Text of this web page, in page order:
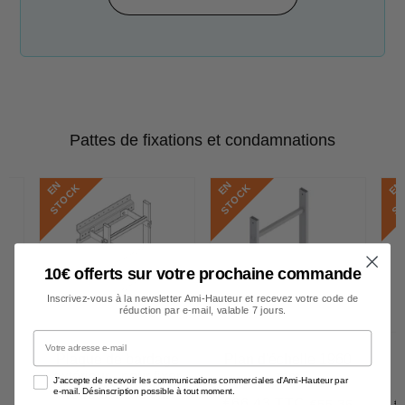
Pattes de fixations et condamnations
E
N
S
T
O
C
K
extérieur - pour fixer
votre échelle sur
E
N
S
T
O
C
K
mm
E
N
S
T
O
C
10€ offerts sur votre prochaine commande
Inscrivez-vous à la newsletter Ami-Hauteur et recevez votre code de
réduction par e-mail, valable 7 jours.
Votre adresse e-mail
J'accepte de recevoir les communications commerciales d'Ami-Hauteur par
e-mail. Désinscription possible à tout moment.